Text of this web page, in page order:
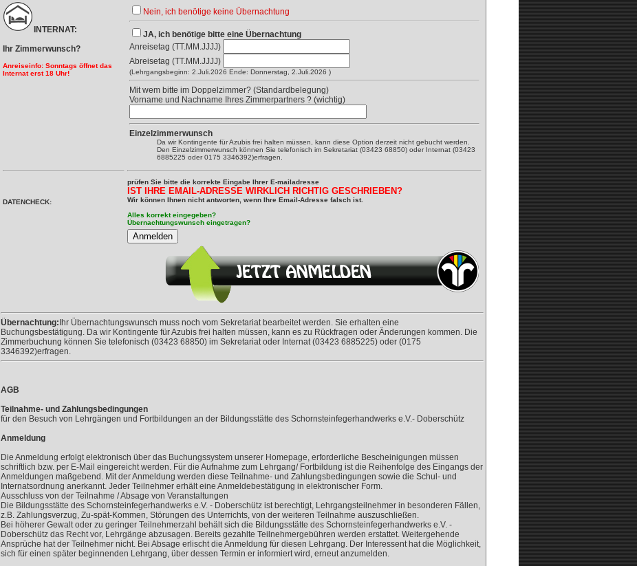
INTERNAT:
Ihr Zimmerwunsch?
Anreiseinfo: Sonntags öffnet das
Internat erst 18 Uhr!
Nein, ich benötige keine Übernachtung
JA, ich benötige bitte eine Übernachtung
Anreisetag (TT.MM.JJJJ)
Abreisetag (TT.MM.JJJJ)
(Lehrgangsbeginn: 2.Juli.2026 Ende: Donnerstag, 2.Juli.2026 )
Mit wem bitte im Doppelzimmer? (Standardbelegung)
Vorname und Nachname Ihres Zimmerpartners ? (wichtig)
Einzelzimmerwunsch
Da wir Kontingente für Azubis frei halten müssen, kann diese Option derzeit nicht gebucht werden.
Den Einzelzimmerwunsch können Sie telefonisch im Sekretariat (03423 68850) oder Internat (03423
6885225 oder 0175 3346392)erfragen.
DATENCHECK:
prüfen Sie bitte die korrekte Eingabe Ihrer E-mailadresse
IST IHRE EMAIL-ADRESSE WIRKLICH RICHTIG GESCHRIEBEN?
Wir können Ihnen nicht antworten, wenn Ihre Email-Adresse falsch ist.
Alles korrekt eingegeben?
Übernachtungswunsch eingetragen?
Übernachtung: Ihr Übernachtungswunsch muss noch vom Sekretariat bearbeitet werden. Sie erhalten eine
Buchungsbestätigung. Da wir Kontingente für Azubis frei halten müssen, kann es zu Rückfragen oder Änderungen kommen. Die
Zimmerbuchung können Sie telefonisch (03423 68850) im Sekretariat oder Internat (03423 6885225) oder (0175
3346392)erfragen.
AGB
Teilnahme- und Zahlungsbedingungen
für den Besuch von Lehrgängen und Fortbildungen an der Bildungsstätte des Schornsteinfegerhandwerks e.V.- Doberschütz
Anmeldung
Die Anmeldung erfolgt elektronisch über das Buchungssystem unserer Homepage, erforderliche Bescheinigungen müssen
schriftlich bzw. per E-Mail eingereicht werden. Für die Aufnahme zum Lehrgang/ Fortbildung ist die Reihenfolge des Eingangs der
Anmeldungen maßgebend. Mit der Anmeldung werden diese Teilnahme- und Zahlungsbedingungen sowie die Schul- und
Internatsordnung anerkannt. Jeder Teilnehmer erhält eine Anmeldebestätigung in elektronischer Form.
Ausschluss von der Teilnahme / Absage von Veranstaltungen
Die Bildungsstätte des Schornsteinfegerhandwerks e.V. - Doberschütz ist berechtigt, Lehrgangsteilnehmer in besonderen Fällen,
z.B. Zahlungsverzug, Zu-spät-Kommen, Störungen des Unterrichts, von der weiteren Teilnahme auszuschließen.
Bei höherer Gewalt oder zu geringer Teilnehmerzahl behält sich die Bildungsstätte des Schornsteinfegerhandwerks e.V. -
Doberschütz das Recht vor, Lehrgänge abzusagen. Bereits gezahlte Teilnehmergebühren werden erstattet. Weitergehende
Ansprüche hat der Teilnehmer nicht. Bei Absage erlischt die Anmeldung für diesen Lehrgang. Der Interessent hat die Möglichkeit,
sich für einen später beginnenden Lehrgang, über dessen Termin er informiert wird, erneut anzumelden.